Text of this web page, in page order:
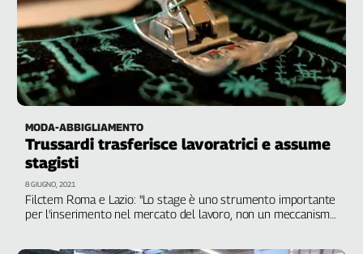
MODA-ABBIGLIAMENTO
Trussardi trasferisce lavoratrici e assume
stagisti
Filctem Roma e Lazio: "Lo stage è uno strumento importante
per l'inserimento nel mercato del lavoro, non un meccanismo
8 GIUGNO, 2021